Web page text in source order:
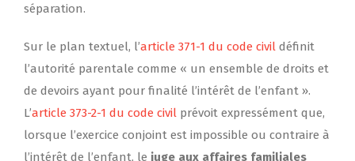
séparation.
Sur le plan textuel, l’article 371-1 du code civil définit
l’autorité parentale comme « un ensemble de droits et
de devoirs ayant pour finalité l’intérêt de l’enfant ».
L’article 373-2-1 du code civil prévoit expressément que,
lorsque l’exercice conjoint est impossible ou contraire à
l’intérêt de l’enfant, le juge aux affaires familiales